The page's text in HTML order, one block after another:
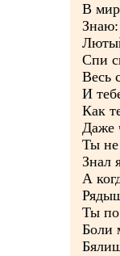
В мир
Знаю:
Спи
Весь
И
Как
Даже
Ты не
Знал
А
Ты по
Боли